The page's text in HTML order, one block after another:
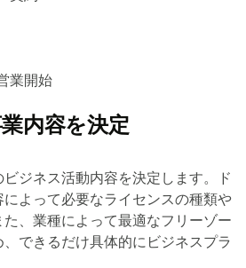
業開始
内容を決定
ジネス活動内容を決定します。ド
よって必要なライセンスの種類や
、業種によって最適なフリーゾー
できるだけ具体的にビジネスプラ